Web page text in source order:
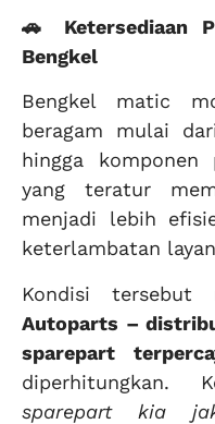
🚗 Ketersediaan
Bengkel
Bengkel matic
beragam mulai
hingga komponen
yang teratur
menjadi lebih
keterlambatan
Kondisi tersebut
Autoparts –
sparepart
diperhitungkan.
sparepart kia